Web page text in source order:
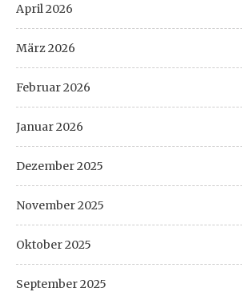
April 2026
März 2026
Februar 2026
Januar 2026
Dezember 2025
November 2025
Oktober 2025
September 2025